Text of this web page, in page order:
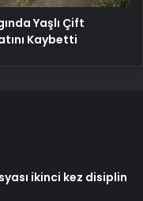
Yaşlı Çift
Kaybetti
ikinci kez disiplin